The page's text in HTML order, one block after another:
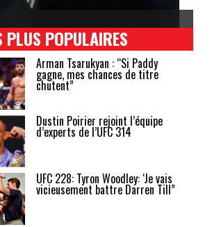
PLUS POPULAIRES
Arman Tsarukyan : “Si Paddy
gagne, mes chances de titre
chutent”
Dustin Poirier rejoint l’équipe
d’experts de l’UFC 314
UFC 228: Tyron Woodley: ‘Je vais
vicieusement battre Darren Till”